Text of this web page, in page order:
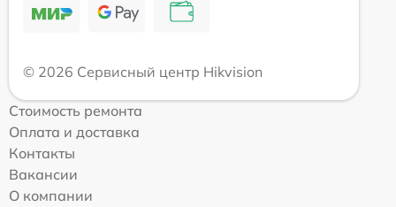
© 2026 Сервисный центр Hikvision
Стоимость ремонта
Оплата и доставка
Контакты
Вакансии
О компании